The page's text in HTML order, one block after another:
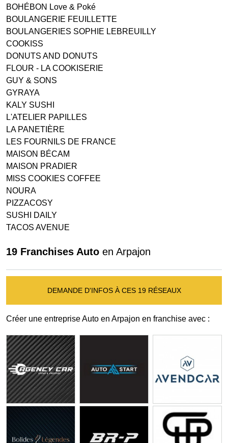
BOHÉBON Love & Poké
BOULANGERIE FEUILLETTE
BOULANGERIES SOPHIE LEBREUILLY
COOKISS
DONUTS AND DONUTS
FLOUR - LA COOKISERIE
GUY & SONS
GYRAYA
KALY SUSHI
L'ATELIER PAPILLES
LA PANETIÈRE
LES FOURNILS DE FRANCE
MAISON BÉCAM
MAISON PRADIER
MISS COOKIES COFFEE
NOURA
PIZZACOSY
SUSHI DAILY
TACOS AVENUE
19 Franchises Auto en Arpajon
DEMANDE D'INFOS À CES 19 RÉSEAUX
Créer une entreprise Auto en Arpajon en franchise avec :